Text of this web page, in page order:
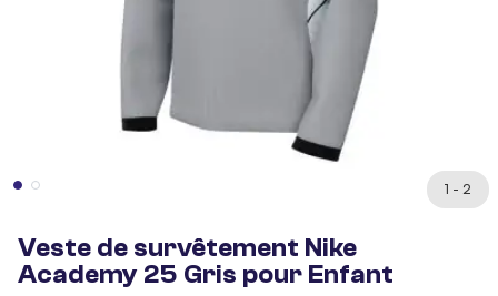
1 - 2
Veste de survêtement Nike
Academy 25 Gris pour Enfant